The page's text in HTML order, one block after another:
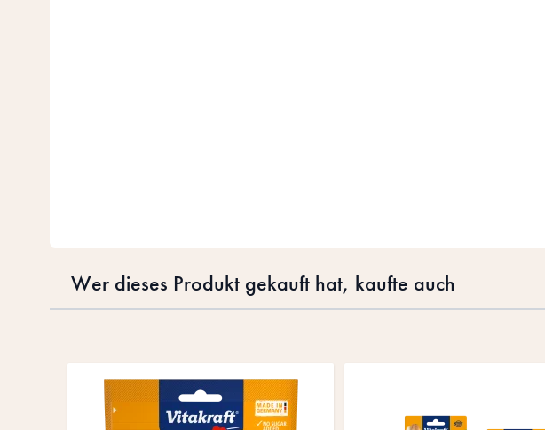
Wer dieses Produkt gekauft hat, kaufte auch
Drücke, um das Karussell zu überspringen